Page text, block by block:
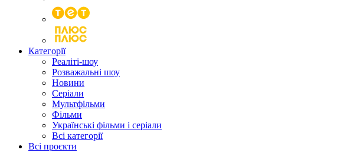
Категорії
Реаліті-шоу
Розважальні шоу
Новини
Серіали
Мультфільми
Фільми
Українські фільми і серіали
Всі категорії
Всі проєкти